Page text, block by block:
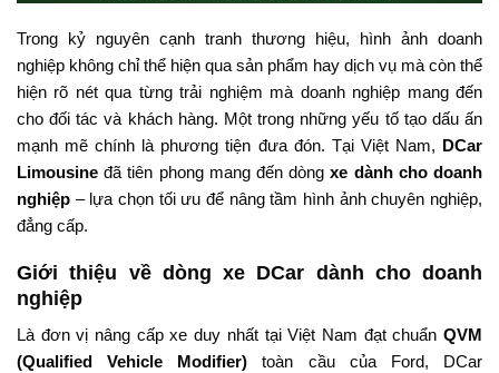
Trong kỷ nguyên cạnh tranh thương hiệu, hình ảnh doanh
nghiệp không chỉ thể hiện qua sản phẩm hay dịch vụ mà còn thể
hiện rõ nét qua từng trải nghiệm mà doanh nghiệp mang đến
cho đối tác và khách hàng. Một trong những yếu tố tạo dấu ấn
mạnh mẽ chính là phương tiện đưa đón. Tại Việt Nam, DCar
Limousine đã tiên phong mang đến dòngxe dành cho doanh
nghiệp – lựa chọn tối ưu để nâng tầm hình ảnh chuyên nghiệp,
đẳng cấp.
Giới thiệu về dòng xe DCar dành cho doanh
nghiệp
Là đơn vị nâng cấp xe duy nhất tại Việt Nam đạt chuẩn QVM
(Qualified Vehicle Modifier) toàn cầu của Ford, DCar